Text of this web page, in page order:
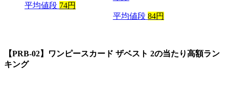
平均値段 74円
平均値段 84円
【PRB-02】ワンピースカード ザベスト 2の当たり高額ラン
キング